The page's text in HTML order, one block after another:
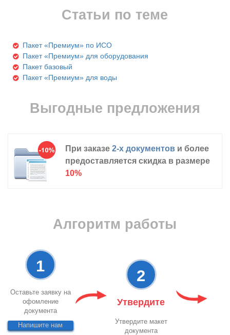
Статьи по теме
Пакет «Премиум» по ИСО
Пакет «Премиум» для оборудования
Пакет базовый
Пакет «Премиум» для воды
Выгодные предложения
При заказе 2-х документов и более
предоставляется скидка в размере
10%
Алгоритм работы
1
Оставьте заявку на
офомление
документа
Напишите нам
2
Утвердите
Утвердите макет
документа